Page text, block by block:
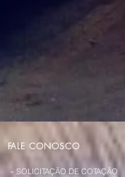
FALE CONOSCO
» SOLICITAÇÃO DE COTAÇÃO